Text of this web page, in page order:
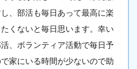
、部活も毎日あって最高に楽
くないと毎日思います。幸い
、ボランティア活動で毎日予
家にいる時間が少ないので助